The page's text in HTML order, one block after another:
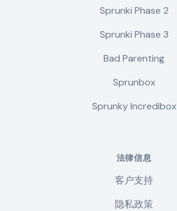
Sprunki Phase 2
Sprunki Phase 3
Bad Parenting
Sprunbox
Sprunky Incredibox
法律信息
客户支持
隐私政策